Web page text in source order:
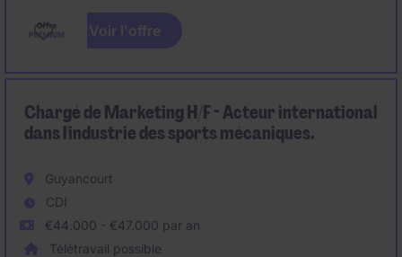
Voir l'offre
Chargé de Marketing H/F - Acteur international
dans l'industrie des sports mécaniques.
Guyancourt
CDI
€44.000 - €47.000 par an
Télétravail possible